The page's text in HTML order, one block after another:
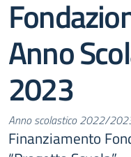
Anno
2023
Anno scolastico 2022/
Finanziamento